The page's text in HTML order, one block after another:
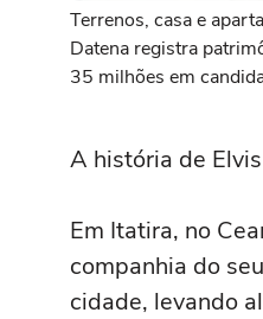
Terrenos, casa e
Datena registra
35 milhões em
A história de
Em Itatira, no
companhia do
cidade, levando